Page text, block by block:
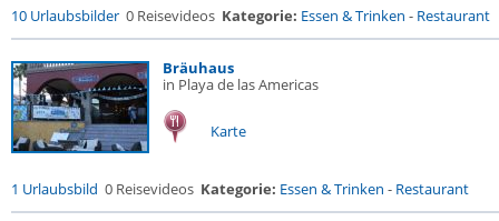
10 Urlaubsbilder 0 Reisevideos Kategorie: Essen & Trinken - Restaurant
Bräuhaus
in Playa de las Americas
Karte
1 Urlaubsbild 0 Reisevideos Kategorie: Essen & Trinken - Restaurant